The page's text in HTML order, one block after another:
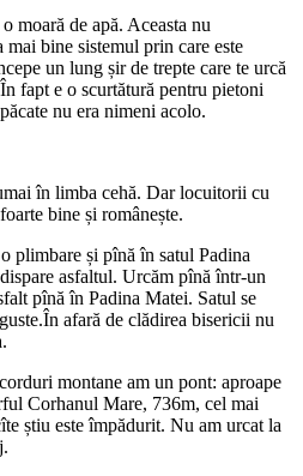
moară de apă. Aceasta nu
bine sistemul prin care este
un lung șir de trepte care te urcă
fapt e o scurtătură pentru pietoni
nu era nimeni acolo.
în limba cehă. Dar locuitorii cu
bine și românește.
plimbare și pînă în satul Padina
asfaltul. Urcăm pînă într-un
pînă în Padina Matei. Satul se
afară de clădirea bisericii nu
montane am un pont: aproape
Corhanul Mare, 736m, cel mai
știu este împădurit. Nu am urcat la